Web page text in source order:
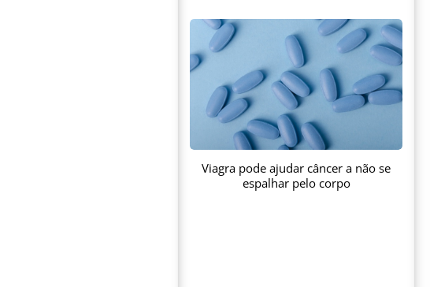
Viagra pode ajudar câncer a não se
espalhar pelo corpo